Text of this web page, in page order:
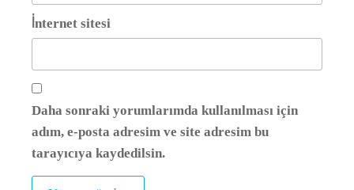
İnternet sitesi
Daha sonraki yorumlarımda kullanılması için
adım, e-posta adresim ve site adresim bu
tarayıcıya kaydedilsin.